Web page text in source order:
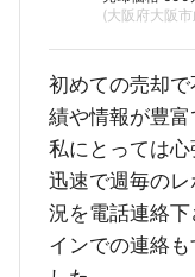
(大阪府大阪
初めての売却
績や情報が豊
私にとっては
迅速で週毎の
況を電話連絡
インでの連絡